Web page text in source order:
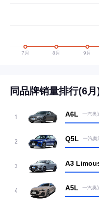
同品牌销量排行(6月
1 A6L 一汽奥
2 Q5L 一汽奥
3 A3
4 A5L 一汽奥